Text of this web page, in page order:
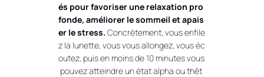
és pour favoriser une relaxation pro
fonde, améliorer le sommeil et apais
er le stress. Concrètement, vous enfile
z la lunette, vous vous allongez, vous éc
outez, puis en moins de 10 minutes vous
pouvez atteindre un état alpha ou thêt